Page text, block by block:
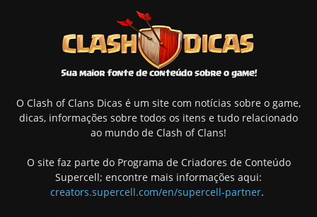
O Clash of Clans Dicas é um site com notícias sobre o game,
dicas, informações sobre todos os itens e tudo relacionado
ao mundo de Clash of Clans!
O site faz parte do Programa de Criadores de Conteúdo
Supercell; encontre mais informações aqui:
creators.supercell.com/en/supercell-partner.